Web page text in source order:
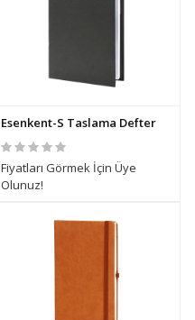
Esenkent-S Taslama Defter
Fiyatları Görmek İçin Üye
Olunuz!